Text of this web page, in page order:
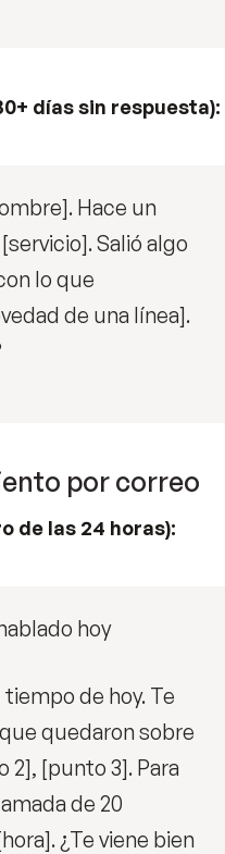
días sin respuesta):
Hace un
Salió algo
lo que
de una línea].
por correo
de las 24 horas):
hoy
de hoy. Te
quedaron sobre
2], [punto 3]. Para
de 20
¿Te viene bien